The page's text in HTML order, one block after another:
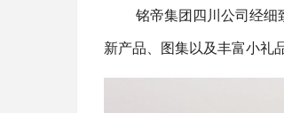
铭帝集团四川公司经细
新产品、图集以及丰富小礼